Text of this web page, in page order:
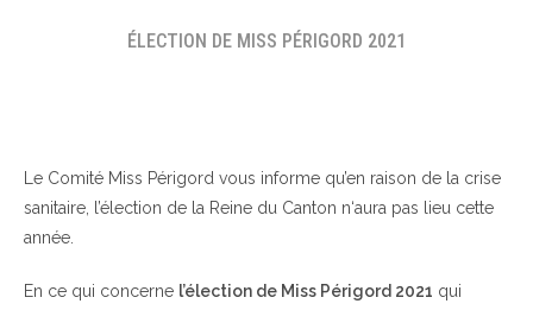
ÉLECTION DE MISS PÉRIGORD 2021
Le Comité Miss Périgord vous informe qu’en raison de la crise
sanitaire, l’élection de la Reine du Canton n‘aura pas lieu cette
année.
En ce qui concerne l’élection de Miss Périgord 2021 qui